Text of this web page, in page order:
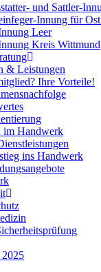
und Sattler-
Innung für
Leer
Kreis Wittmund
& Leistungen
Ihre Vorteile!
im Handwerk
ins Handwerk